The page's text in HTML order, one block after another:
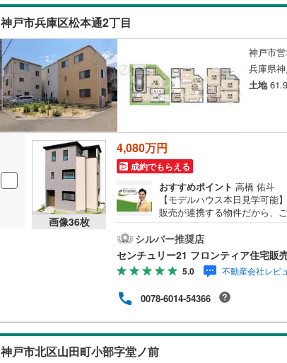
神戸市兵庫区松本通2丁目
神戸市
兵庫県
土地
画像36枚
4,080万円
成約でもらえる
おすすめポイント 高橋 佑斗
【モデルハウス本日見学可能
販売が連携する物件だから、
諦めない住まい～■なぜ建売
ループ内で完結させることで
「性能」に還元しました■「お
・家計の「見える化」で安心
生涯の家計シミュレーショ
適な銀行は？」「今の年収で
用まで、家計を守る具体的
将来」どちらもフロンティア
中です
シルバー推奨店
センチュリー21 フロンティア住宅
5.0 不動産会社レビ
0078-6014-54366
神戸市北区山田町小部字堂ノ前